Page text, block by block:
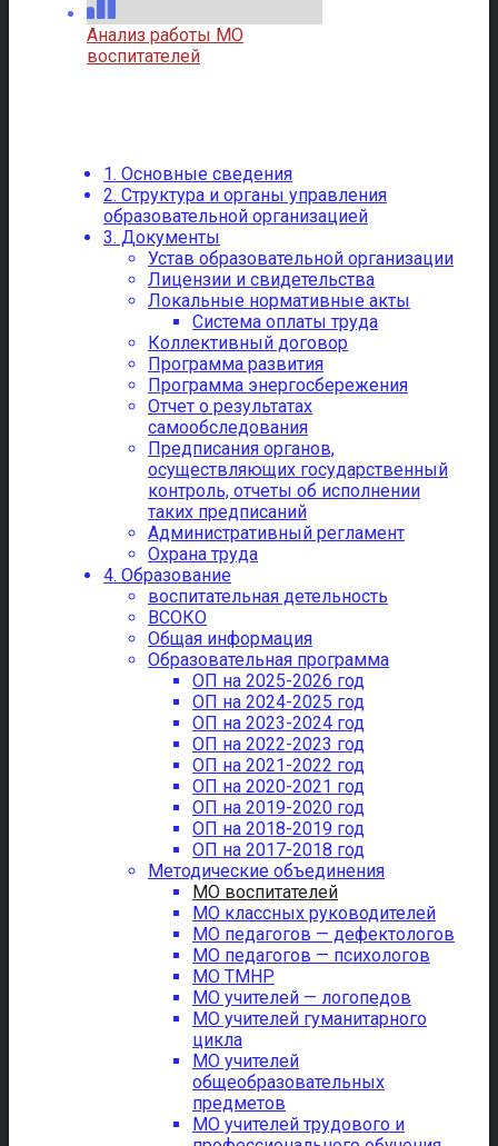
Анализ работы МО
воспитателей
1. Основные сведения
2. Структура и органы управления
образовательной организацией
3. Документы
Устав образовательной организации
Лицензии и свидетельства
Локальные нормативные акты
Система оплаты труда
Коллективный договор
Программа развития
Программа энергосбережения
Отчет о результатах
самообследования
Предписания органов,
осуществляющих государственный
контроль, отчеты об исполнении
таких предписаний
Административный регламент
Охрана труда
4. Образование
воспитательная детельность
ВСОКО
Общая информация
Образовательная программа
ОП на 2025-2026 год
ОП на 2024-2025 год
ОП на 2023-2024 год
ОП на 2022-2023 год
ОП на 2021-2022 год
ОП на 2020-2021 год
ОП на 2019-2020 год
ОП на 2018-2019 год
ОП на 2017-2018 год
Методические объединения
МО воспитателей
МО классных руководителей
МО педагогов — дефектологов
МО педагогов — психологов
МО ТМНР
МО учителей — логопедов
МО учителей гуманитарного
цикла
МО учителей
общеобразовательных
предметов
МО учителей трудового и